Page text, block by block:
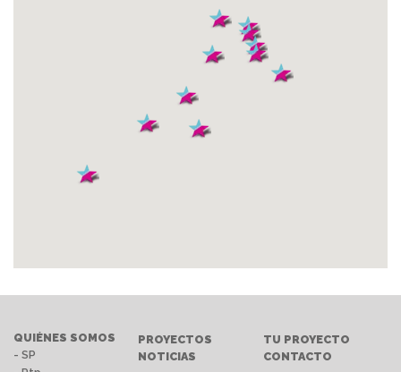
QUIÉNES SOMOS
- SP
PROYECTOS
NOTICIAS
TU PROYECTO
CONTACTO